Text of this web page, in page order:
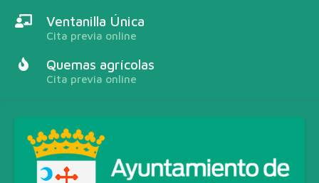
Ventanilla Única
Cita previa online
Quemas agrícolas
Cita previa online